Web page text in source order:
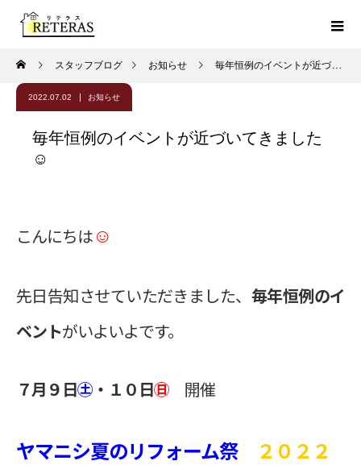
スタッフブログ お知らせ 毎年恒例のイベントが近づいてきました☺
2022.07.02 お知らせ
毎年恒例のイベントが近づいてきました
☺
こんにちは☺
先日告知させていただきました、 毎年恒例のイ
ベントがいよいよです。
７月９日㊏ ・１０日㊐ 開催
ヤマニシ夏のリフォーム祭 ２０２２